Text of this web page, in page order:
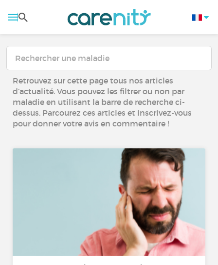
Retrouvez sur cette page tous nos articles
d’actualité. Vous pouvez les filtrer ou non par
maladie en utilisant la barre de recherche ci-
dessus. Parcourez ces articles et inscrivez-vous
pour donner votre avis en commentaire !